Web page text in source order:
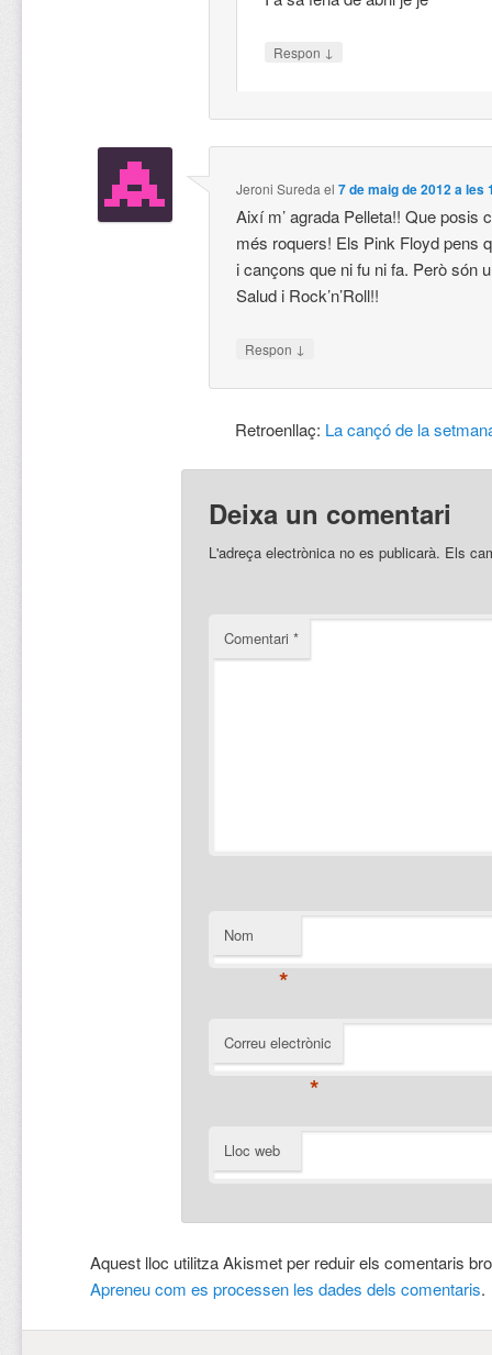
Respon ↓
Jeroni Sureda el7 de maig de 2012 a les
Així m’ agrada Pelleta!! Que posis
més roquers! Els Pink Floyd pens
i cançons que ni fu ni fa. Però són
Salud i Rock’n’Roll!!
Respon ↓
Retroenllaç: La cançó de la
Deixa un comentari
L'adreça electrònica no es publicarà. Els
Comentari *
Nom
*
Correu electrònic
*
Lloc web
Aquest lloc utilitza Akismet per reduir els comentaris
Apreneu com es processen les dades dels comentaris.